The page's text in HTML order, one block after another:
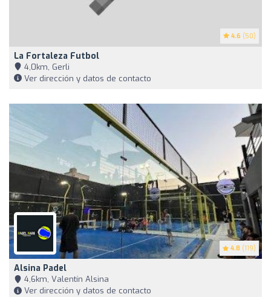
4.6 (50)
La Fortaleza Futbol
4,0km, Gerli
Ver dirección y datos de contacto
4.8 (119)
Alsina Padel
4,6km, Valentín Alsina
Ver dirección y datos de contacto